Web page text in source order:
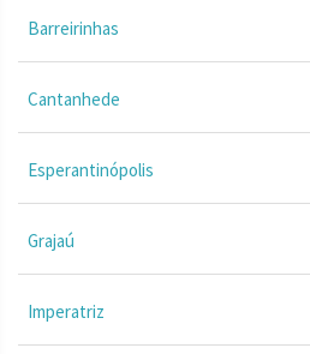
Barreirinhas
Cantanhede
Esperantinópolis
Grajaú
Imperatriz